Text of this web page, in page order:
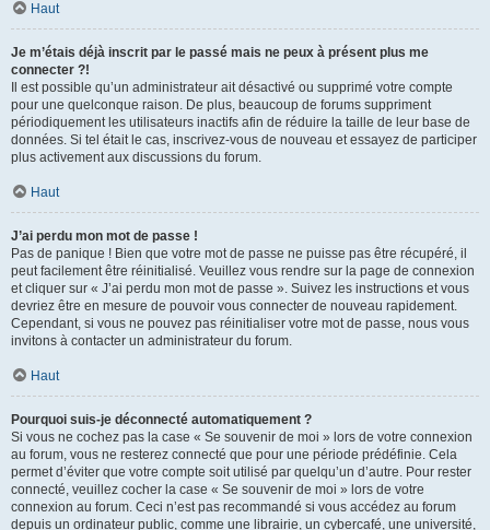
Haut
Je m’étais déjà inscrit par le passé mais ne peux à présent plus me
connecter ?!
Il est possible qu’un administrateur ait désactivé ou supprimé votre compte
pour une quelconque raison. De plus, beaucoup de forums suppriment
périodiquement les utilisateurs inactifs afin de réduire la taille de leur base de
données. Si tel était le cas, inscrivez-vous de nouveau et essayez de participer
plus activement aux discussions du forum.
Haut
J’ai perdu mon mot de passe !
Pas de panique ! Bien que votre mot de passe ne puisse pas être récupéré, il
peut facilement être réinitialisé. Veuillez vous rendre sur la page de connexion
et cliquer sur « J’ai perdu mon mot de passe ». Suivez les instructions et vous
devriez être en mesure de pouvoir vous connecter de nouveau rapidement.
Cependant, si vous ne pouvez pas réinitialiser votre mot de passe, nous vous
invitons à contacter un administrateur du forum.
Haut
Pourquoi suis-je déconnecté automatiquement ?
Si vous ne cochez pas la case « Se souvenir de moi » lors de votre connexion
au forum, vous ne resterez connecté que pour une période prédéfinie. Cela
permet d’éviter que votre compte soit utilisé par quelqu’un d’autre. Pour rester
connecté, veuillez cocher la case « Se souvenir de moi » lors de votre
connexion au forum. Ceci n’est pas recommandé si vous accédez au forum
depuis un ordinateur public, comme une librairie, un cybercafé, une université,